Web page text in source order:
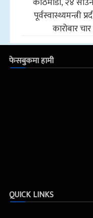
पूर्वस्वास्थ्यमन्त्री
कारोबार
फेसबुकमा हामी
QUICK LINKS